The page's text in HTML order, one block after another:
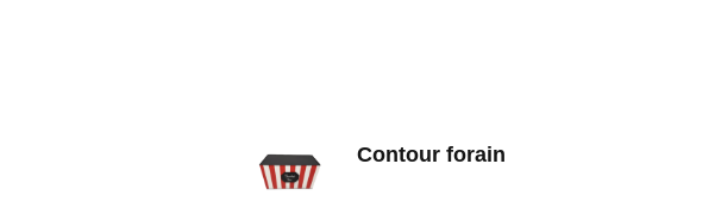
Contour forain